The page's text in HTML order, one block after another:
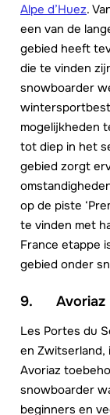
Alpe d’Huez.
een van de
gebied heeft
die te vinden
snowboarder
mogelijkheden
tot diep in het
gebied zorgt
op de piste
te vinden met
France etappe
gebied onder
9. Avoriaz
Les Portes du
en
Avoriaz
snowboarder
beginners en